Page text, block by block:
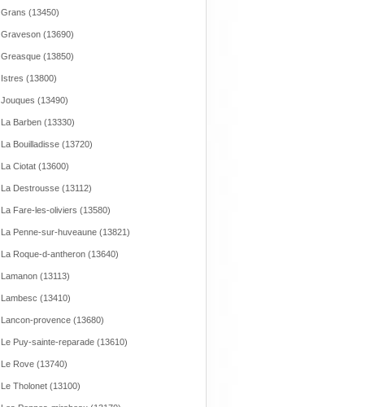
Grans (13450)
Graveson (13690)
Greasque (13850)
Istres (13800)
Jouques (13490)
La Barben (13330)
La Bouilladisse (13720)
La Ciotat (13600)
La Destrousse (13112)
La Fare-les-oliviers (13580)
La Penne-sur-huveaune (13821)
La Roque-d-antheron (13640)
Lamanon (13113)
Lambesc (13410)
Lancon-provence (13680)
Le Puy-sainte-reparade (13610)
Le Rove (13740)
Le Tholonet (13100)